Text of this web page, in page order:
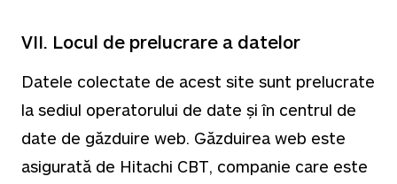
VII. Locul de prelucrare a datelor
Datele colectate de acest site sunt prelucrate
la sediul operatorului de date și în centrul de
date de găzduire web. Găzduirea web este
asigurată de Hitachi CBT, companie care este